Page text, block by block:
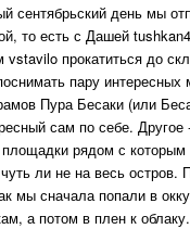
сентябрьский день мы
то есть с Дашей
vstavilo прокатиться до
пару
Пура Бесаки (или
сам по себе.
площадки рядом с
ли не на весь остров.
мы сначала попали в
а потом в плен к